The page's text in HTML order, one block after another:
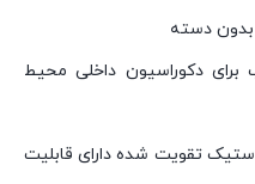
دسته
برای دکوراسیون داخلی محیط
تقویت شده دارای قابلیت